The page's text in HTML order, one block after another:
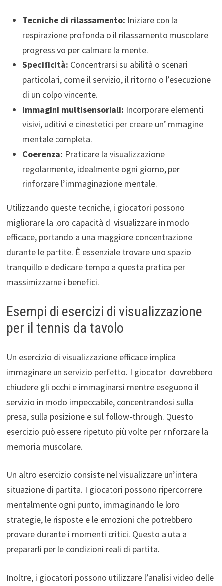
Tecniche di rilassamento: Iniziare con la
respirazione profonda o il rilassamento muscolare
progressivo per calmare la mente.
Specificità: Concentrarsi su abilità o scenari
particolari, come il servizio, il ritorno o l’esecuzione
di un colpo vincente.
Immagini multisensoriali: Incorporare elementi
visivi, uditivi e cinestetici per creare un’immagine
mentale completa.
Coerenza: Praticare la visualizzazione
regolarmente, idealmente ogni giorno, per
rinforzare l’immaginazione mentale.
Utilizzando queste tecniche, i giocatori possono
migliorare la loro capacità di visualizzare in modo
efficace, portando a una maggiore concentrazione
durante le partite. È essenziale trovare uno spazio
tranquillo e dedicare tempo a questa pratica per
massimizzarne i benefici.
Esempi di esercizi di visualizzazione
per il tennis da tavolo
Un esercizio di visualizzazione efficace implica
immaginare un servizio perfetto. I giocatori dovrebbero
chiudere gli occhi e immaginarsi mentre eseguono il
servizio in modo impeccabile, concentrandosi sulla
presa, sulla posizione e sul follow-through. Questo
esercizio può essere ripetuto più volte per rinforzare la
memoria muscolare.
Un altro esercizio consiste nel visualizzare un’intera
situazione di partita. I giocatori possono ripercorrere
mentalmente ogni punto, immaginando le loro
strategie, le risposte e le emozioni che potrebbero
provare durante i momenti critici. Questo aiuta a
prepararli per le condizioni reali di partita.
Inoltre, i giocatori possono utilizzare l’analisi video delle